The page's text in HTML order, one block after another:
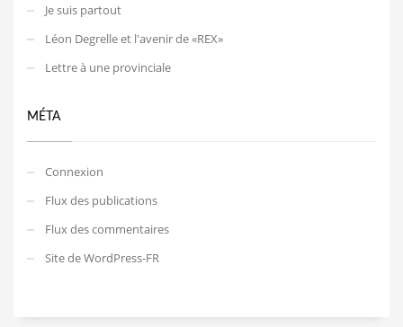
Je suis partout
Léon Degrelle et l'avenir de «REX»
Lettre à une provinciale
MÉTA
Connexion
Flux des publications
Flux des commentaires
Site de WordPress-FR